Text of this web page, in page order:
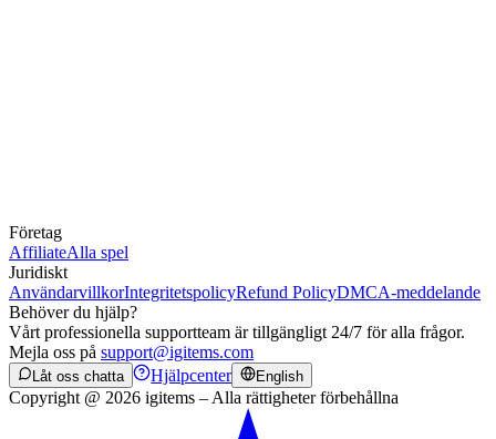
Företag
AffiliateAlla spel
Juridiskt
AnvändarvillkorIntegritetspolicyRefund PolicyDMCA-meddelande
Behöver du hjälp?
Vårt professionella supportteam är tillgängligt 24/7 för alla frågor.
Mejla oss på support@igitems.com
Låt oss chatta Hjälpcenter English
Copyright @ 2026 igitems – Alla rättigheter förbehållna